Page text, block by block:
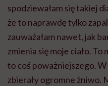
spodziewałam się takiej
że to naprawdę tylko
zauważałam nawet, jak
zmienia się moje ciało. To
to coś poważniejszego.
zbierały ogromne żniwo.